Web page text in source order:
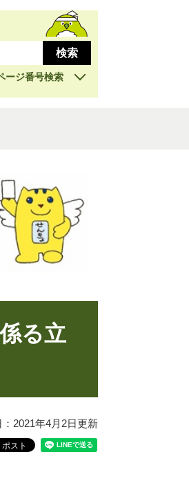
ージ番号検索
る立
2021年4月2日更新